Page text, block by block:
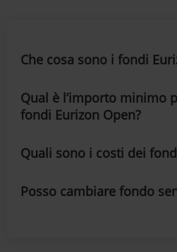
Che cosa sono i fondi
Qual è l’importo minimo
fondi Eurizon Open?
Quali sono i costi dei
Posso cambiare fondo